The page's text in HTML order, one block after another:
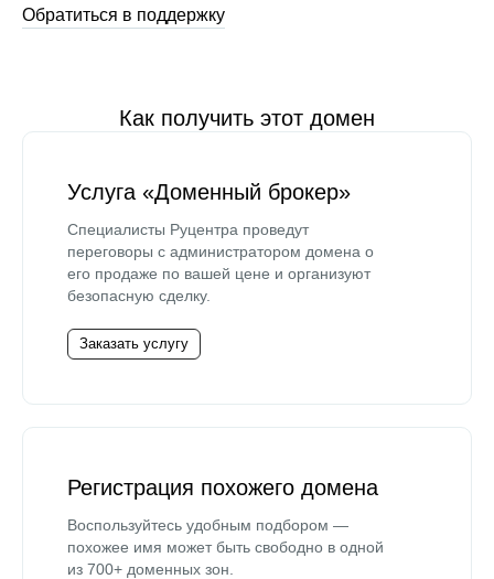
Обратиться в поддержку
Как получить этот домен
Услуга «Доменный брокер»
Специалисты Руцентра проведут
переговоры с администратором домена о
его продаже по вашей цене и организуют
безопасную сделку.
Заказать услугу
Регистрация похожего домена
Воспользуйтесь удобным подбором —
похожее имя может быть свободно в одной
из 700+ доменных зон.